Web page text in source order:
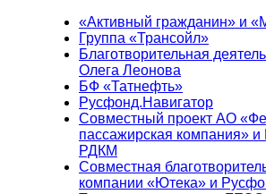
«Активный гражданин» и
Группа «Трансойл»
Благотворительная
Олега Леонова
БФ «Татнефть»
Русфонд.Навигатор
Совместный проект АО
пассажирская компания»
РДКМ
Совместная
компании «Ютека» и